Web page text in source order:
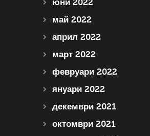
юни 2022
май 2022
април 2022
март 2022
февруари 2022
януари 2022
декември 2021
октомври 2021